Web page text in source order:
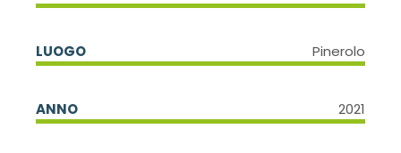
LUOGO Pinerolo
ANNO 2021